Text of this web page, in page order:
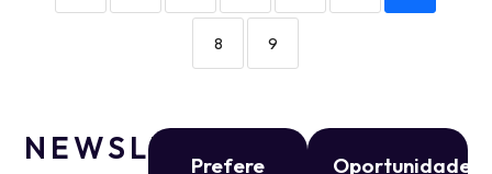
8 9
NEWSLETTER
Prefere
Oportunidade